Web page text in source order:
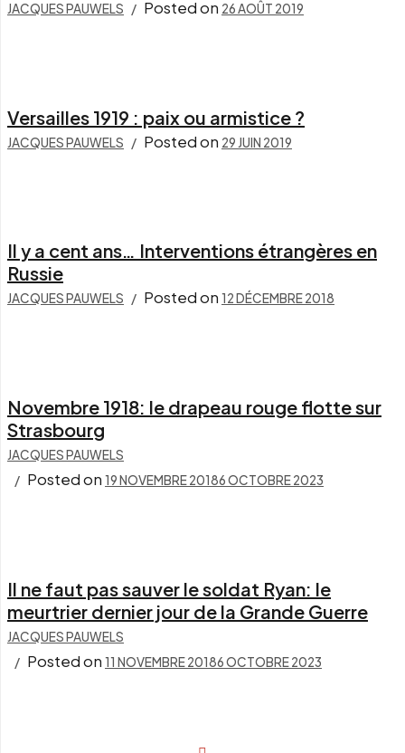
JACQUES PAUWELS Posted on 26 AOÛT 2019
Versailles 1919 : paix ou armistice ?
JACQUES PAUWELS Posted on 29 JUIN 2019
Il y a cent ans… Interventions étrangères en
Russie
JACQUES PAUWELS Posted on 12 DÉCEMBRE 2018
Novembre 1918: le drapeau rouge flotte sur
Strasbourg
JACQUES PAUWELS
Posted on 19 NOVEMBRE 20186 OCTOBRE 2023
Il ne faut pas sauver le soldat Ryan: le
meurtrier dernier jour de la Grande Guerre
JACQUES PAUWELS
Posted on 11 NOVEMBRE 20186 OCTOBRE 2023